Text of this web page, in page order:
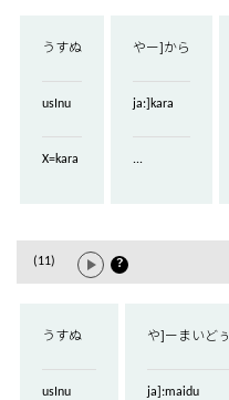
うすぬ
usInu
X=kara
やー]から
ja:]kara
...
(11) ？
うすぬ
usInu
や]ーまいどぅ
ja]:maidu